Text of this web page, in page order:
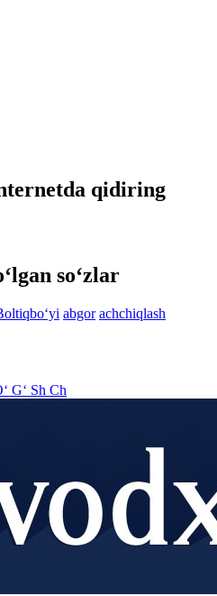
qidiring
so‘zlar
abgor achchiqlash
G‘ Sh Ch